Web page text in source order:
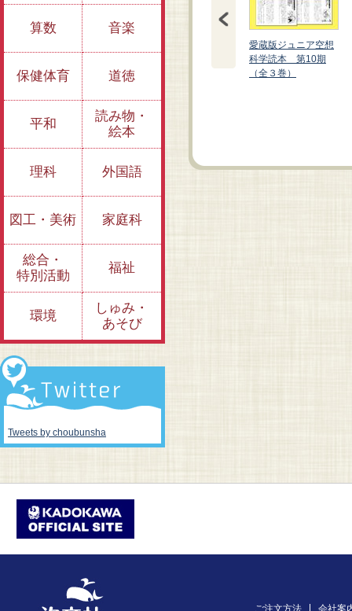
愛蔵版 ジュニア空
愛蔵版 ジュニア空
想科学読本⑰
愛蔵版ジュニア空想
科学読本 第10期
（全３巻）
算数 音楽
保健体育 道徳
平和
読み物・
絵本
理科 外国語
図工・美術 家庭科
総合・
特別活動
福祉
環境
しゅみ・
あそび
Tweets by choubunsha